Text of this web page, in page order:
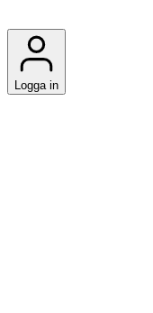
Logga in